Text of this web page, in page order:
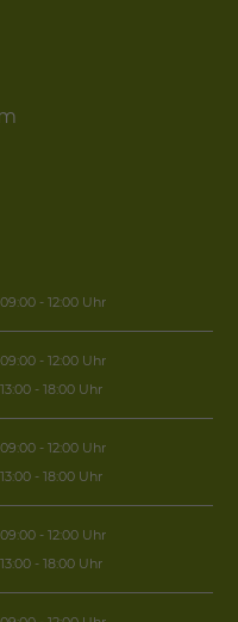
09:00 - 12:00 Uhr
09:00 - 12:00 Uhr
13:00 - 18:00 Uhr
09:00 - 12:00 Uhr
13:00 - 18:00 Uhr
09:00 - 12:00 Uhr
13:00 - 18:00 Uhr